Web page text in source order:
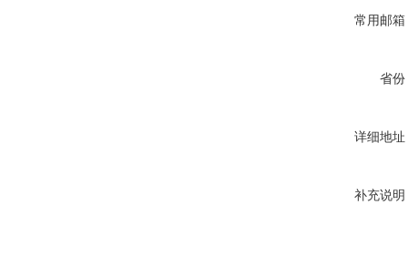
常用邮箱
省份
详细地址
补充说明